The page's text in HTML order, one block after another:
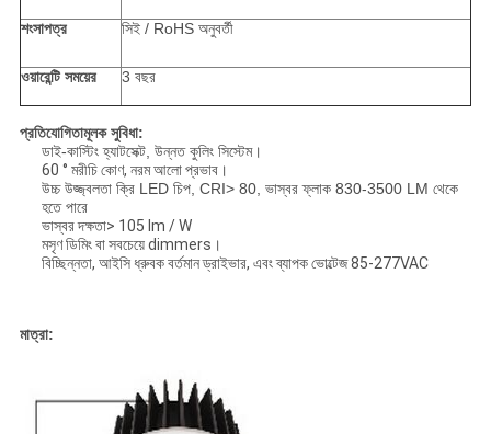
শংসাপত্র সিই / RoHS অনুবর্তী
ওয়ারেন্টি সময়ের 3 বছর
প্রতিযোগিতামূলক সুবিধা:
ডাই-কাস্টিং হ্যাটসেক্ট, উন্নত কুলিং সিস্টেম।
60 ° মরীচি কোণ, নরম আলো প্রভাব।
উচ্চ উজ্জ্বলতা ক্রি LED চিপ, CRI> 80, ভাস্বর ফ্লাক 830-3500 LM থেকে
হতে পারে
ভাস্বর দক্ষতা> 105 lm / W
মসৃণ ডিমিং বা সবচেয়ে dimmers।
বিচ্ছিন্নতা, আইসি ধ্রুবক বর্তমান ড্রাইভার, এবং ব্যাপক ভোল্টেজ 85-277VAC
মাত্রা: